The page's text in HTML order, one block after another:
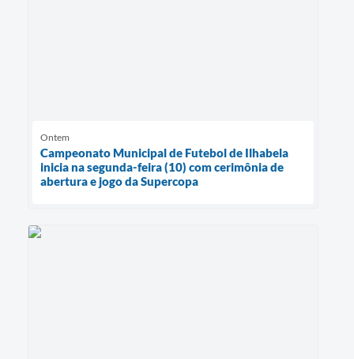
Ontem
Campeonato Municipal de Futebol de Ilhabela
inicia na segunda-feira (10) com cerimônia de
abertura e jogo da Supercopa